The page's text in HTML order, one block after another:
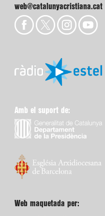
web@catalunyacristiana.cat
Amb el suport de:
Web maquetada per: